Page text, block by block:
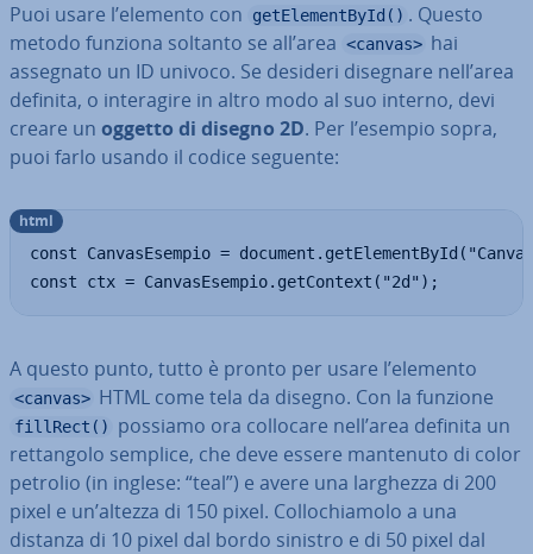
Puoi usare l’elemento con
getElementById() . Questo
metodo funziona soltanto se all’area <canvas> hai
assegnato un ID univoco. Se desideri disegnare nell’area
definita, o in­te­ra­gi­re in altro modo al suo interno, devi
creare un oggetto di disegno 2D. Per l’esempio sopra,
puoi farlo usando il codice seguente:
const CanvasEsempio =
const ctx = CanvasEsempio.getContext("2d");
html
A questo punto, tutto è pronto per usare l’elemento
<canvas> HTML come tela da disegno. Con la funzione
fillRect()
possiamo ora collocare nell’area definita un
ret­tan­go­lo semplice, che deve essere mantenuto di color
petrolio (in inglese: “teal”) e avere una larghezza di 200
pixel e un’altezza di 150 pixel. Col­lo­chia­mo­lo a una
distanza di 10 pixel dal bordo sinistro e di 50 pixel dal